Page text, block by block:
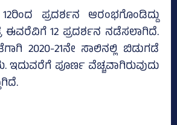
ಪ್ರದರ್ಶನ ಆರಂಭಗೊಂಡಿದ್ದು
ಈವರೆವಿಗೆ 12 ಪ್ರದರ್ಶನ ನಡೆಸಲಾಗಿದೆ.
2020-21ನೇ ಸಾಲಿನಲ್ಲಿ ಬಿಡುಗಡೆ
ಇದುವರೆಗೆ ಪೂರ್ಣ ವೆಚ್ಚವಾಗಿರುವುದು